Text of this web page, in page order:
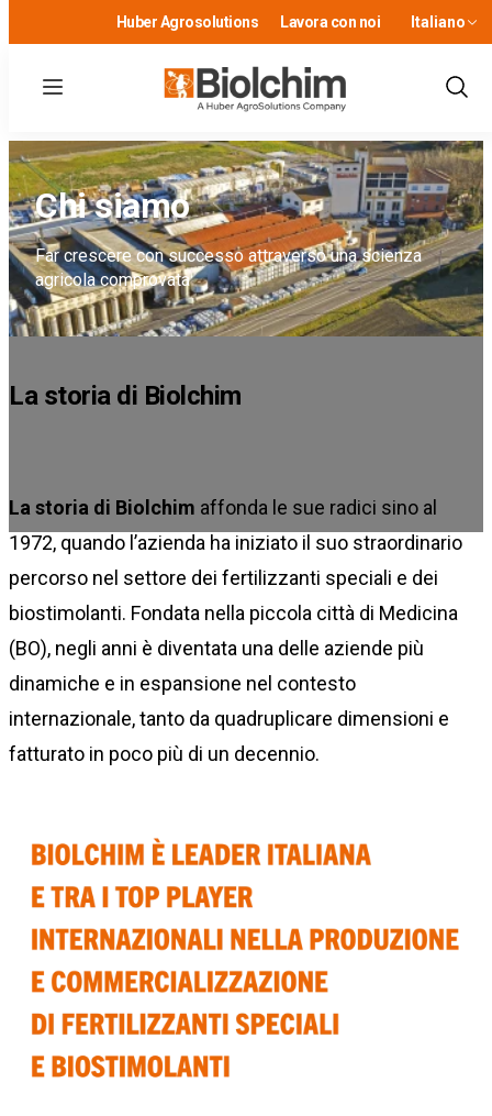
Huber Agrosolutions Lavora con noi Italiano
Menu
Show
Chi siamo
Far crescere con successo attraverso una scienza
agricola comprovata
La storia di Biolchim
La storia di Biolchim affonda le sue radici sino al
1972, quando l’azienda ha iniziato il suo straordinario
percorso nel settore dei fertilizzanti speciali e dei
biostimolanti. Fondata nella piccola città di Medicina
(BO), negli anni è diventata una delle aziende più
dinamiche e in espansione nel contesto
internazionale, tanto da quadruplicare dimensioni e
fatturato in poco più di un decennio.